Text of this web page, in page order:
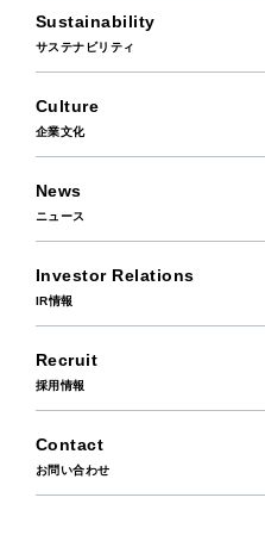
Sustainability
サステナビリティ
Culture
企業文化
News
ニュース
Investor Relations
IR情報
Recruit
採用情報
Contact
お問い合わせ